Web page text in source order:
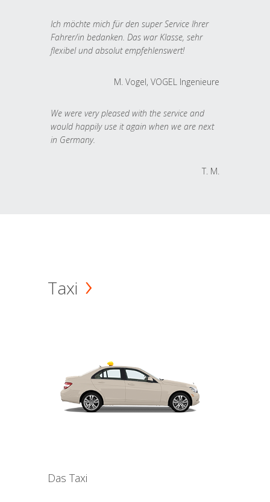
Ich möchte mich für den super Service Ihrer
Fahrer/in bedanken. Das war Klasse, sehr
flexibel und absolut empfehlenswert!
M. Vogel, VOGEL Ingenieure
We were very pleased with the service and
would happily use it again when we are next
in Germany.
T. M.
Taxi
Das Taxi